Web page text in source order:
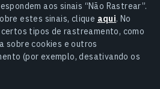
aos sinais “Não Rastrear”.
estes sinais, clique aqui. No
tipos de rastreamento, como
sobre cookies e outros
(por exemplo, desativando os